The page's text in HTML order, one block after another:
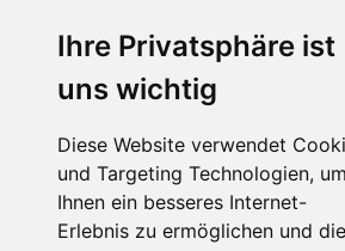
Ihre Privatsphäre ist
uns wichtig
Diese Website verwendet
und Targeting Technologien, um
Ihnen ein besseres Internet-
Erlebnis zu ermöglichen und die
Verlegearten ist er für jegliche
Empfehlung:Wineo 1000 Multi Layer XXL.
Teppiche für ein angenehmes Laufgefühl
machen es schon
Teppich in Ihrem gewünschten
60cm. Vor allem in Schlafzimmern
Oberfläche ein sehr beliebter
Fletco Fluffy und Fletco Hermelin